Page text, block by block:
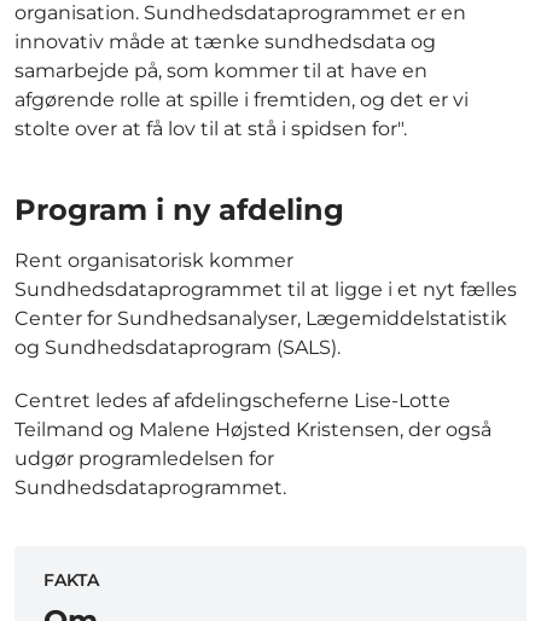
organisation. Sundhedsdataprogrammet er en
innovativ måde at tænke sundhedsdata og
samarbejde på, som kommer til at have en
afgørende rolle at spille i fremtiden, og det er vi
stolte over at få lov til at stå i spidsen for".
Program i ny afdeling
Rent organisatorisk kommer
Sundhedsdataprogrammet til at ligge i et nyt fælles
Center for Sundhedsanalyser, Lægemiddelstatistik
og Sundhedsdataprogram (SALS).
Centret ledes af afdelingscheferne Lise-Lotte
Teilmand og Malene Højsted Kristensen, der også
udgør programledelsen for
Sundhedsdataprogrammet.
FAKTA